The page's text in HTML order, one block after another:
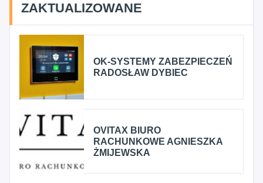
ZAKTUALIZOWANE
OK-SYSTEMY ZABEZPIECZEŃ
RADOSŁAW DYBIEC
OVITAX BIURO
RACHUNKOWE AGNIESZKA
ŻMIJEWSKA